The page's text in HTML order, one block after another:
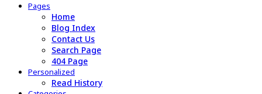
Pages
Home
Blog Index
Contact Us
Search Page
404 Page
Personalized
Read History